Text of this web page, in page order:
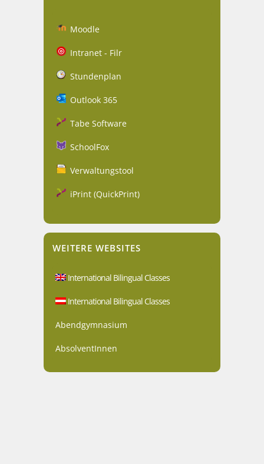
Moodle
Intranet - Filr
Stundenplan
Outlook 365
Tabe Software
SchoolFox
Verwaltungstool
iPrint (QuickPrint)
WEITERE WEBSITES
International Bilingual Classes
International Bilingual Classes
Abendgymnasium
AbsolventInnen